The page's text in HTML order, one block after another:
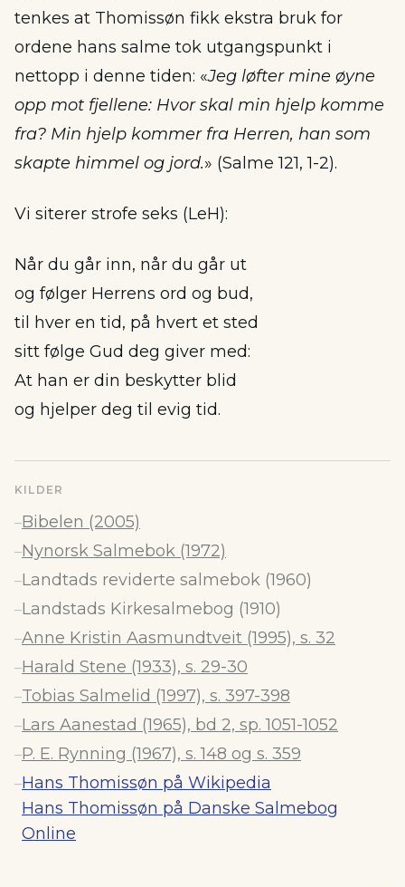
tenkes at Thomissøn fikk ekstra bruk for
ordene hans salme tok utgangspunkt i
nettopp i denne tiden: «Jeg løfter mine øyne
opp mot fjellene: Hvor skal min hjelp komme
fra? Min hjelp kommer fra Herren, han som
skapte himmel og jord.» (Salme 121, 1-2).
Vi siterer strofe seks (LeH):
Når du går inn, når du går ut
og følger Herrens ord og bud,
til hver en tid, på hvert et sted
sitt følge Gud deg giver med:
At han er din beskytter blid
og hjelper deg til evig tid.
KILDER
–Bibelen (2005)
–Nynorsk Salmebok (1972)
–Landtads reviderte salmebok (1960)
–Landstads Kirkesalmebog (1910)
–Anne Kristin Aasmundtveit (1995), s. 32
–Harald Stene (1933), s. 29-30
–Tobias Salmelid (1997), s. 397-398
–Lars Aanestad (1965), bd 2, sp. 1051-1052
–P. E. Rynning (1967), s. 148 og s. 359
–Hans Thomissøn på Wikipedia
Hans Thomissøn på Danske Salmebog
Online